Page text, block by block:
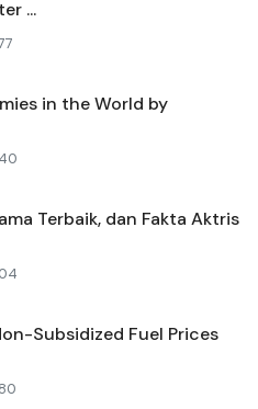
...
in the World by
Terbaik, dan Fakta Aktris
Subsidized Fuel Prices